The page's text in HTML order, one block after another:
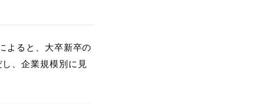
よると、大卒新卒の
、企業規模別に見